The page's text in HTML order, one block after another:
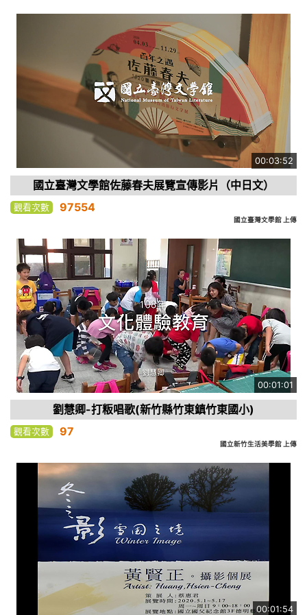
00:03:52
國立臺灣文學館佐藤春夫展覽宣傳影片（中日文）
觀看次數 97554
國立臺灣文學館 上傳
00:01:01
劉慧卿-打粄唱歌(新竹縣竹東鎮竹東國小)
觀看次數 97
國立新竹生活美學館 上傳
00:01:54